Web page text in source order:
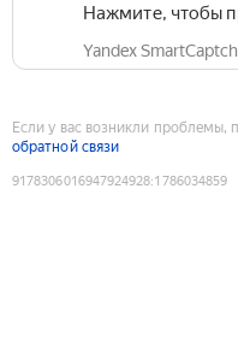
Нажмите, чтобы
Yandex
Если у вас возникли проблемы,
обратной связи
9178306016947924928:1786034859